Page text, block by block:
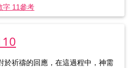
字 11參考
於祈禱的回應，在這過程中，神需